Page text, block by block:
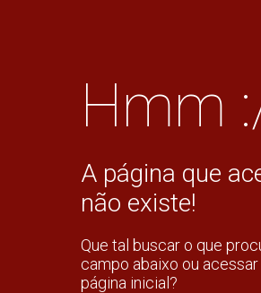
Hmm
A página que
não existe!
Que tal buscar o que
campo abaixo ou acessar
página inicial?